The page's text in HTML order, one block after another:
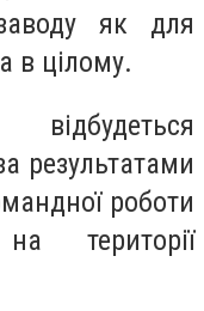
як для
в цілому.
результатами
роботи
території